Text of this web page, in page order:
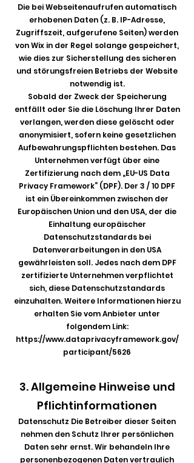
Die bei Webseitenaufrufen automatisch
erhobenen Daten (z. B. IP-Adresse,
Zugriffszeit, aufgerufene Seiten) werden
von Wix in der Regel solange gespeichert,
wie dies zur Sicherstellung des sicheren
und störungsfreien Betriebs der Website
notwendig ist.
Sobald der Zweck der Speicherung
entfällt oder Sie die Löschung Ihrer Daten
verlangen, werden diese gelöscht oder
anonymisiert, sofern keine gesetzlichen
Aufbewahrungspflichten bestehen. Das
Unternehmen verfügt über eine
Zertifizierung nach dem „EU-US Data
Privacy Framework“ (DPF). Der 3 / 10 DPF
ist ein Übereinkommen zwischen der
Europäischen Union und den USA, der die
Einhaltung europäischer
Datenschutzstandards bei
Datenverarbeitungen in den USA
gewährleisten soll. Jedes nach dem DPF
zertifizierte Unternehmen verpflichtet
sich, diese Datenschutzstandards
einzuhalten. Weitere Informationen hierzu
erhalten Sie vom Anbieter unter
folgendem Link:
https://www.dataprivacyframework.gov/
participant/5626
3. Allgemeine Hinweise und
Pflichtinformationen
Datenschutz Die Betreiber dieser Seiten
nehmen den Schutz Ihrer persönlichen
Daten sehr ernst. Wir behandeln Ihre
personenbezogenen Daten vertraulich